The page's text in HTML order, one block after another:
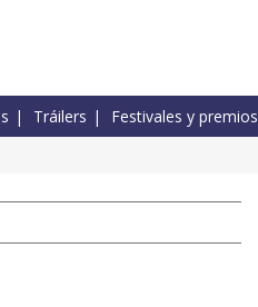
Tráilers Festivales y premios